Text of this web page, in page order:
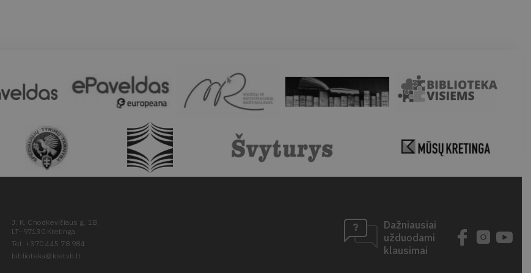
J. K. Chodkevičiaus g. 1B,
LT–97130 Kretinga
Tel. +370 445 78 984
biblioteka@kretvb.lt
Dažniausiai
užduodami
klausimai